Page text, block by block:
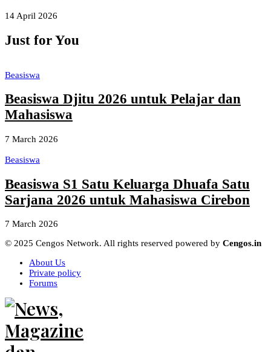
14 April 2026
Just for You
Beasiswa
Beasiswa Djitu 2026 untuk Pelajar dan
Mahasiswa
7 March 2026
Beasiswa
Beasiswa S1 Satu Keluarga Dhuafa Satu
Sarjana 2026 untuk Mahasiswa Cirebon
7 March 2026
© 2025 Cengos Network. All rights reserved powered by Cengos.in
About Us
Private policy
Forums